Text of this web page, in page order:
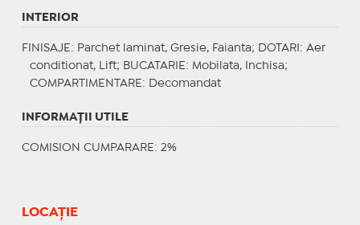
INTERIOR
FINISAJE : Parchet laminat, Gresie, Faianta; DOTARI : Aer
conditionat, Lift; BUCATARIE : Mobilata, Inchisa;
COMPARTIMENTARE : Decomandat
INFORMAŢII UTILE
COMISION CUMPARARE: 2%
LOCAȚIE